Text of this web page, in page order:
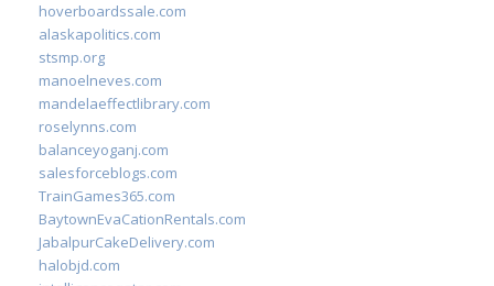
hoverboardssale.com
alaskapolitics.com
stsmp.org
manoelneves.com
mandelaeffectlibrary.com
roselynns.com
balanceyoganj.com
salesforceblogs.com
TrainGames365.com
BaytownEvaCationRentals.com
JabalpurCakeDelivery.com
halobjd.com